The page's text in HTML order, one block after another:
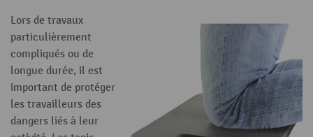
Lors de travaux
particulièrement
compliqués ou de
longue durée, il est
important de protéger
les travailleurs des
dangers liés à leur